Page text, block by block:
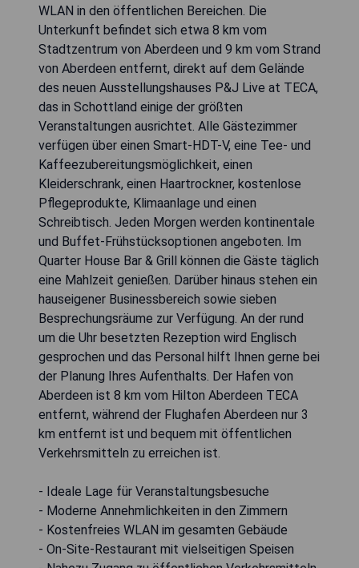
WLAN in den öffentlichen Bereichen. Die
Unterkunft befindet sich etwa 8 km vom
Stadtzentrum von Aberdeen und 9 km vom Strand
von Aberdeen entfernt, direkt auf dem Gelände
des neuen Ausstellungshauses P&J Live at TECA,
das in Schottland einige der größten
Veranstaltungen ausrichtet. Alle Gästezimmer
verfügen über einen Smart-HDT-V, eine Tee- und
Kaffeezubereitungsmöglichkeit, einen
Kleiderschrank, einen Haartrockner, kostenlose
Pflegeprodukte, Klimaanlage und einen
Schreibtisch. Jeden Morgen werden kontinentale
und Buffet-Frühstücksoptionen angeboten. Im
Quarter House Bar & Grill können die Gäste täglich
eine Mahlzeit genießen. Darüber hinaus stehen ein
hauseigener Businessbereich sowie sieben
Besprechungsräume zur Verfügung. An der rund
um die Uhr besetzten Rezeption wird Englisch
gesprochen und das Personal hilft Ihnen gerne bei
der Planung Ihres Aufenthalts. Der Hafen von
Aberdeen ist 8 km vom Hilton Aberdeen TECA
entfernt, während der Flughafen Aberdeen nur 3
km entfernt ist und bequem mit öffentlichen
Verkehrsmitteln zu erreichen ist.
- Ideale Lage für Veranstaltungsbesuche
- Moderne Annehmlichkeiten in den Zimmern
- Kostenfreies WLAN im gesamten Gebäude
- On-Site-Restaurant mit vielseitigen Speisen